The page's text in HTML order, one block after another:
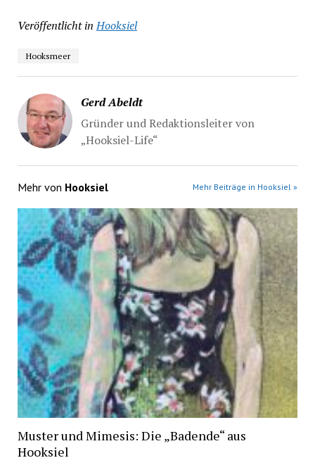
Veröffentlicht in Hooksiel
Hooksmeer
Gerd Abeldt
Gründer und Redaktionsleiter von
„Hooksiel-Life“
Mehr von Hooksiel Mehr Beiträge in Hooksiel »
Muster und Mimesis: Die „Badende“ aus
Hooksiel